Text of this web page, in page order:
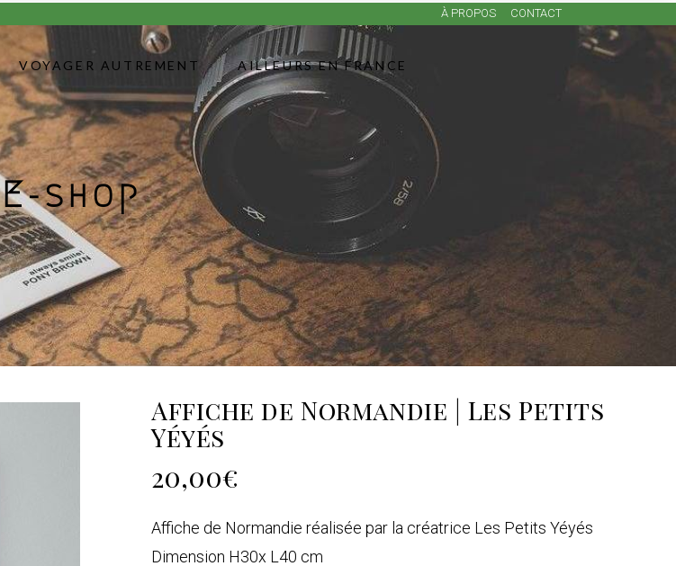
À PROPOS CONTACT
VOYAGER AUTREMENT AILLEURS EN FRANCE
E-shop
Affiche de Normandie | Les Petits
Yéyés
20,00€
Affiche de Normandie réalisée par la créatrice Les Petits Yéyés
Dimension H30x L40 cm